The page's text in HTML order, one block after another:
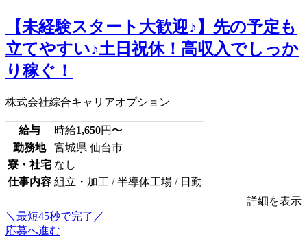
【未経験スタート大歓迎♪】先の予定も
立てやすい♪土日祝休！高収入でしっか
り稼ぐ！
株式会社綜合キャリアオプション
給与 時給1,650円〜
勤務地
宮城県 仙台市
寮・社宅 なし
仕事内容 組立・加工 / 半導体工場 / 日勤
詳細を表示
＼最短45秒で完了／
応募へ進む